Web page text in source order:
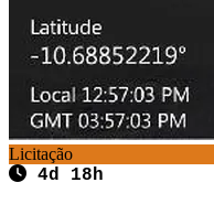
Licitação
4d 18h